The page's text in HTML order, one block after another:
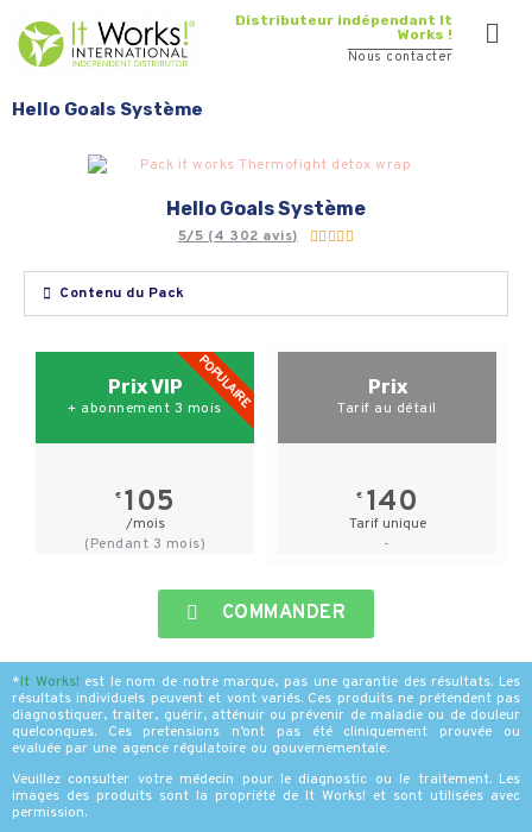
Distributeur indépendant It
Works !
Nous contacter
Hello Goals Système
Hello Goals Système
5/5 (4 302 avis)   
Contenu du Pack
Prix VIP
+ abonnement 3 mois
€ 105
/mois
(Pendant 3 mois)
POPULAIRE Prix
Tarif au détail
€ 140
Tarif unique
-
COMMANDER
*It Works! est le nom de notre marque, pas une garantie des résultats. Les
résultats individuels peuvent et vont variés. Ces produits ne prétendent pas
diagnostiquer, traiter, guérir, atténuir ou prévenir de maladie ou de douleur
quelconques. Ces pretensions n’ont pas été cliniquement prouvée ou
evaluée par une agence régulatoire ou gouvernementale.
Veuillez consulter votre médecin pour le diagnostic ou le traitement. Les
images des produits sont la propriété de It Works! et sont utilisées avec
permission.